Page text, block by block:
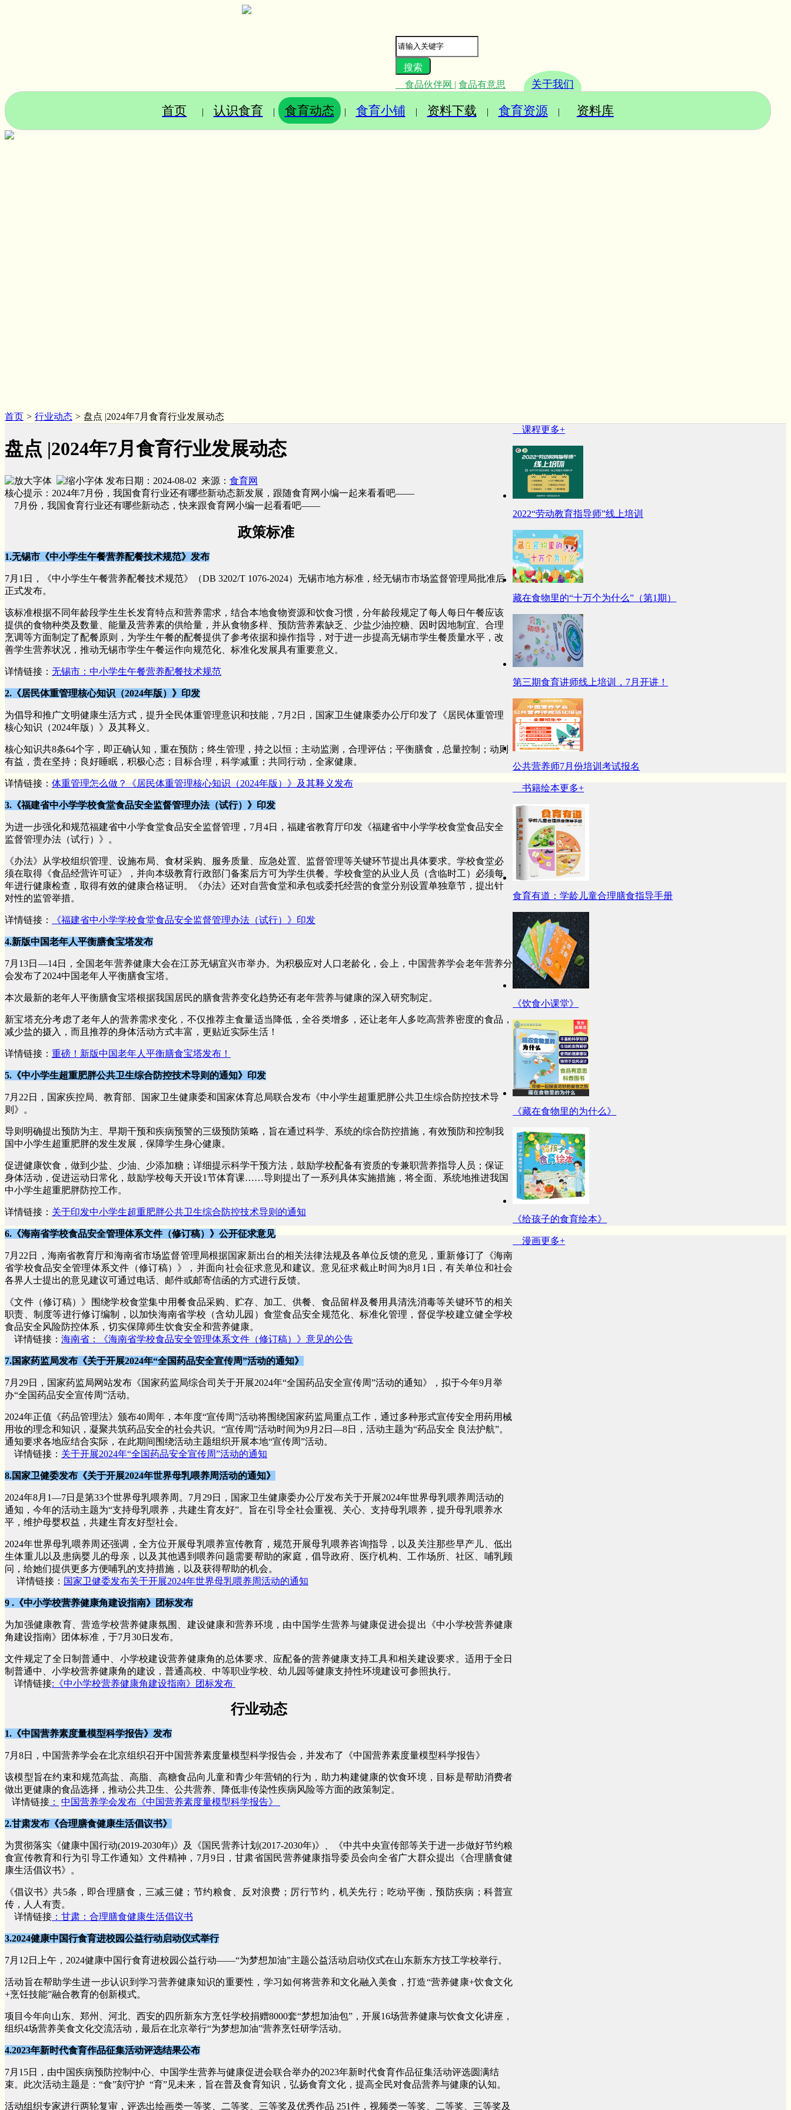
食品伙伴网 | 食品有意思 关于我们
首页 | 认识食育 | 食育动态 | 食育小铺 | 资料下载 | 食育资源 | 资料库
首页 > 行业动态 > 盘点 |2024年7月食育行业发展动态
盘点 |2024年7月食育行业发展动态
发布日期：2024-08-02 来源： 食育网
核心提示：2024年7月份，我国食育行业还有哪些新动态新发展，跟随食育网小编一起来看看吧——
7月份，我国食育行业还有哪些新动态，快来跟食育网小编一起看看吧——
政策标准
1.无锡市《中小学生午餐营养配餐技术规范》发布
7月1日，《中小学生午餐营养配餐技术规范》（DB 3202/T 1076-2024）无锡市地方标准，经无锡市市场监督管理局批准后
正式发布。
该标准根据不同年龄段学生生长发育特点和营养需求，结合本地食物资源和饮食习惯，分年龄段规定了每人每日午餐应该
提供的食物种类及数量、能量及营养素的供给量，并从食物多样、预防营养素缺乏、少盐少油控糖、因时因地制宜、合理
烹调等方面制定了配餐原则，为学生午餐的配餐提供了参考依据和操作指导，对于进一步提高无锡市学生餐质量水平，改
善学生营养状况，推动无锡市学生午餐运作向规范化、标准化发展具有重要意义。
详情链接： 无锡市：中小学生午餐营养配餐技术规范
2.《居民体重管理核心知识（2024年版）》印发
为倡导和推广文明健康生活方式，提升全民体重管理意识和技能，7月2日，国家卫生健康委办公厅印发了《居民体重管理
核心知识（2024年版）》及其释义。
核心知识共8条64个字，即正确认知，重在预防；终生管理，持之以恒；主动监测，合理评估；平衡膳食，总量控制；动则
有益，贵在坚持；良好睡眠，积极心态；目标合理，科学减重；共同行动，全家健康。
详情链接： 体重管理怎么做？《居民体重管理核心知识（2024年版）》及其释义发布
3.《福建省中小学学校食堂食品安全监督管理办法（试行）》印发
为进一步强化和规范福建省中小学食堂食品安全监督管理，7月4日，福建省教育厅印发《福建省中小学学校食堂食品安全
监督管理办法（试行）》。
《办法》从学校组织管理、设施布局、食材采购、服务质量、应急处置、监督管理等关键环节提出具体要求。学校食堂必
须在取得《食品经营许可证》，并向本级教育行政部门备案后方可为学生供餐。学校食堂的从业人员（含临时工）必须每
年进行健康检查，取得有效的健康合格证明。《办法》还对自营食堂和承包或委托经营的食堂分别设置单独章节，提出针
对性的监管举措。
详情链接： 《福建省中小学学校食堂食品安全监督管理办法（试行）》印发
4.新版中国老年人平衡膳食宝塔发布
7月13日—14日，全国老年营养健康大会在江苏无锡宜兴市举办。为积极应对人口老龄化，会上，中国营养学会老年营养分
会发布了2024中国老年人平衡膳食宝塔。
本次最新的老年人平衡膳食宝塔根据我国居民的膳食营养变化趋势还有老年营养与健康的深入研究制定。
新宝塔充分考虑了老年人的营养需求变化，不仅推荐主食量适当降低，全谷类增多，还让老年人多吃高营养密度的食品，
减少盐的摄入，而且推荐的身体活动方式丰富，更贴近实际生活！
详情链接： 重磅！新版中国老年人平衡膳食宝塔发布！
5.《中小学生超重肥胖公共卫生综合防控技术导则的通知》印发
7月22日，国家疾控局、教育部、国家卫生健康委和国家体育总局联合发布《中小学生超重肥胖公共卫生综合防控技术导
则》。
导则明确提出预防为主、早期干预和疾病预警的三级预防策略，旨在通过科学、系统的综合防控措施，有效预防和控制我
国中小学生超重肥胖的发生发展，保障学生身心健康。
促进健康饮食，做到少盐、少油、少添加糖；详细提示科学干预方法，鼓励学校配备有资质的专兼职营养指导人员；保证
身体活动，促进运动日常化，鼓励学校每天开设1节体育课……导则提出了一系列具体实施措施，将全面、系统地推进我国
中小学生超重肥胖防控工作。
详情链接： 关于印发中小学生超重肥胖公共卫生综合防控技术导则的通知
6.《海南省学校食品安全管理体系文件（修订稿）》公开征求意见
7月22日，海南省教育厅和海南省市场监督管理局根据国家新出台的相关法律法规及各单位反馈的意见，重新修订了《海南
省学校食品安全管理体系文件（修订稿）》，并面向社会征求意见和建议。意见征求截止时间为8月1日，有关单位和社会
各界人士提出的意见建议可通过电话、邮件或邮寄信函的方式进行反馈。
《文件（修订稿）》围绕学校食堂集中用餐食品采购、贮存、加工、供餐、食品留样及餐用具清洗消毒等关键环节的相关
职责、制度等进行修订编制，以加快海南省学校（含幼儿园）食堂食品安全规范化、标准化管理，督促学校建立健全学校
食品安全风险防控体系，切实保障师生饮食安全和营养健康。
详情链接： 海南省：《海南省学校食品安全管理体系文件（修订稿）》意见的公告
7.国家药监局发布《关于开展2024年“全国药品安全宣传周”活动的通知》
7月29日，国家药监局网站发布《国家药监局综合司关于开展2024年“全国药品安全宣传周”活动的通知》，拟于今年9月举
办“全国药品安全宣传周”活动。
2024年正值《药品管理法》颁布40周年，本年度“宣传周”活动将围绕国家药监局重点工作，通过多种形式宣传安全用药用械
用妆的理念和知识，凝聚共筑药品安全的社会共识。“宣传周”活动时间为9月2日—8日，活动主题为“药品安全 良法护航”。
通知要求各地应结合实际，在此期间围绕活动主题组织开展本地“宣传周”活动。
详情链接： 关于开展2024年“全国药品安全宣传周”活动的通知
8.国家卫健委发布《关于开展2024年世界母乳喂养周活动的通知》
2024年8月1—7日是第33个世界母乳喂养周。7月29日，国家卫生健康委办公厅发布关于开展2024年世界母乳喂养周活动的
通知，今年的活动主题为“支持母乳喂养，共建生育友好”。旨在引导全社会重视、关心、支持母乳喂养，提升母乳喂养水
平，维护母婴权益，共建生育友好型社会。
2024年世界母乳喂养周还强调，全方位开展母乳喂养宣传教育，规范开展母乳喂养咨询指导，以及关注那些早产儿、低出
生体重儿以及患病婴儿的母亲，以及其他遇到喂养问题需要帮助的家庭，倡导政府、医疗机构、工作场所、社区、哺乳顾
问，给她们提供更多方便哺乳的支持措施，以及获得帮助的机会。
详情链接： 国家卫健委发布关于开展2024年世界母乳喂养周活动的通知
9 .《中小学校营养健康角建设指南》团标发布
为加强健康教育、营造学校营养健康氛围、建设健康和营养环境，由中国学生营养与健康促进会提出《中小学校营养健康
角建设指南》团体标准，于7月30日发布。
文件规定了全日制普通中、小学校建设营养健康角的总体要求、应配备的营养健康支持工具和相关建设要求。适用于全日
制普通中、小学校营养健康角的建设，普通高校、中等职业学校、幼儿园等健康支持性环境建设可参照执行。
详情链接: 《中小学校营养健康角建设指南》团标发布
行业动态
1.《中国营养素度量模型科学报告》发布
7月8日，中国营养学会在北京组织召开中国营养素度量模型科学报告会，并发布了《中国营养素度量模型科学报告》
该模型旨在约束和规范高盐、高脂、高糖食品向儿童和青少年营销的行为，助力构建健康的饮食环境，目标是帮助消费者
做出更健康的食品选择，推动公共卫生、公共营养、降低非传染性疾病风险等方面的政策制定。
详情链接 ： 中国营养学会发布《中国营养素度量模型科学报告》
2.甘肃发布《合理膳食健康生活倡议书》
为贯彻落实《健康中国行动(2019-2030年)》及《国民营养计划(2017-2030年)》、《中共中央宣传部等关于进一步做好节约粮
食宣传教育和行为引导工作通知》文件精神，7月9日，甘肃省国民营养健康指导委员会向全省广大群众提出《合理膳食健
康生活倡议书》。
《倡议书》共5条，即合理膳食，三减三健；节约粮食、反对浪费；厉行节约，机关先行；吃动平衡，预防疾病；科普宣
传，人人有责。
详情链接 ： 甘肃：合理膳食健康生活倡议书
3.2024健康中国行食育进校园公益行动启动仪式举行
7月12日上午，2024健康中国行食育进校园公益行动——“为梦想加油”主题公益活动启动仪式在山东新东方技工学校举行。
活动旨在帮助学生进一步认识到学习营养健康知识的重要性，学习如何将营养和文化融入美食，打造“营养健康+饮食文化
+烹饪技能”融合教育的创新模式。
项目今年向山东、郑州、河北、西安的四所新东方烹饪学校捐赠8000套“梦想加油包”，开展16场营养健康与饮食文化讲座，
组织4场营养美食文化交流活动，最后在北京举行“为梦想加油”营养烹饪研学活动。
4.2023年新时代食育作品征集活动评选结果公布
7月15日，由中国疾病预防控制中心、中国学生营养与健康促进会联合举办的2023年新时代食育作品征集活动评选圆满结
束。此次活动主题是：“食”刻守护 “育”见未来，旨在普及食育知识，弘扬食育文化，提高全民对食品营养与健康的认知。
活动组织专家进行两轮复审，评选出绘画类一等奖、二等奖、三等奖及优秀作品 251件，视频类一等奖、二等奖、三等奖及
课程更多+
2022“劳动教育指导师”线上培训
藏在食物里的“十万个为什么”（第1期）
第三期食育讲师线上培训，7月开讲！
公共营养师7月份培训考试报名
书籍绘本更多+
食育有道：学龄儿童合理膳食指导手册
《饮食小课堂》
《藏在食物里的为什么》
《给孩子的食育绘本》
漫画更多+